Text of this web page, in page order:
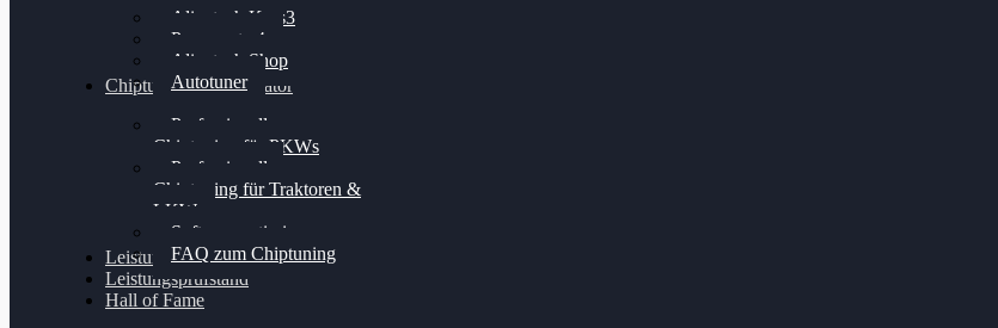
Alientech Kess3
Powergate 4
Alientech Shop
Autotuner
Chiptuning Konfigurator
Professionelles
Chiptuning für PKWs
Professionelles
Chiptuning für Traktoren &
LKW
Softwareoptimierung
FAQ zum Chiptuning
Leistungsmessung
Leistungsprüfstand
Hall of Fame